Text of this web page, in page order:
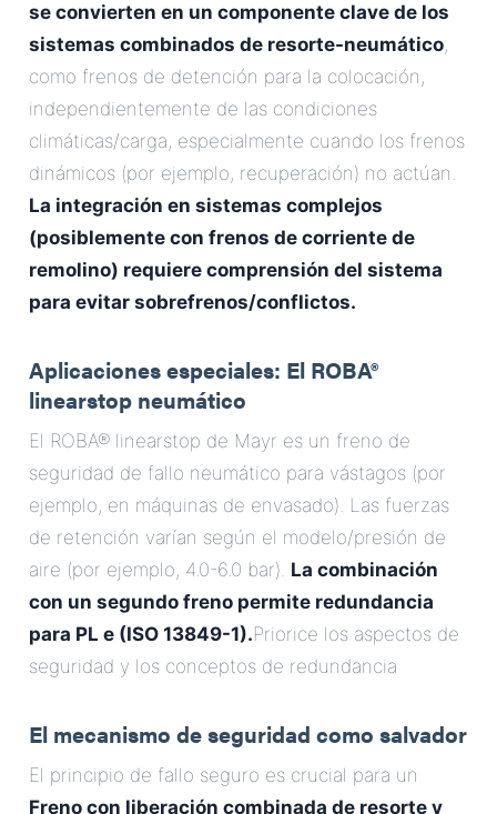
se convierten en un componente clave de los
sistemas combinados de resorte-neumático,
como frenos de detención para la colocación,
independientemente de las condiciones
climáticas/carga, especialmente cuando los frenos
dinámicos (por ejemplo, recuperación) no actúan.
La integración en sistemas complejos
(posiblemente con frenos de corriente de
remolino) requiere comprensión del sistema
para evitar sobrefrenos/conflictos.
Aplicaciones especiales: El ROBA®
linearstop neumático
El ROBA® linearstop de Mayr es un freno de
seguridad de fallo neumático para vástagos (por
ejemplo, en máquinas de envasado). Las fuerzas
de retención varían según el modelo/presión de
aire (por ejemplo, 4.0-6.0 bar). La combinación
con un segundo freno permite redundancia
para PL e (ISO 13849-1).Priorice los aspectos de
seguridad y los conceptos de redundancia
El mecanismo de seguridad como salvador
El principio de fallo seguro es crucial para un
Freno con liberación combinada de resorte y